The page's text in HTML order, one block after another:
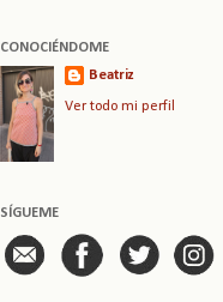
CONOCIÉNDOME
Beatriz
Ver todo mi perfil
SÍGUEME